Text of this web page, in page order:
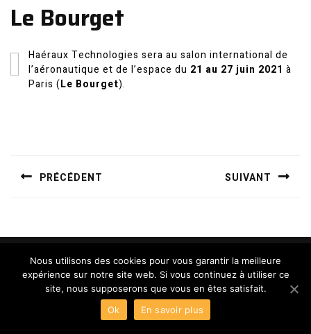
Le Bourget
Haéraux Technologies sera au salon international de
l’aéronautique et de l’espace du 21 au 27 juin 2021 à
Paris (Le Bourget).
l’article
PRÉCÉDENT
précédent
SUIVANT
suivant
:
HAERAUX TECHNOLOGIES - 2019 - Tous droits réservés
Nous utilisons des cookies pour vous garantir la meilleure
expérience sur notre site web. Si vous continuez à utiliser ce
site, nous supposerons que vous en êtes satisfait.
Ok
En savoir plus